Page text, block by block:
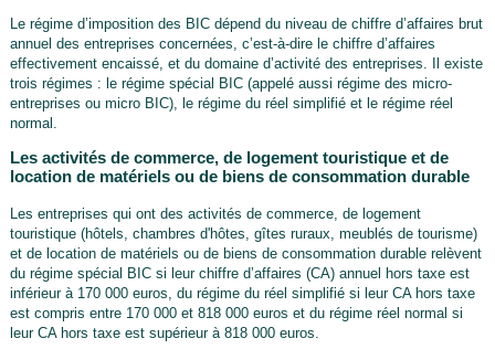
Le régime d’imposition des BIC dépend du niveau de chiffre d’affaires brut
annuel des entreprises concernées, c’est-à-dire le chiffre d’affaires
effectivement encaissé, et du domaine d’activité des entreprises. Il existe
trois régimes : le régime spécial BIC (appelé aussi régime des micro-
entreprises ou micro BIC), le régime du réel simplifié et le régime réel
normal.
Les activités de commerce, de logement touristique et de
location de matériels ou de biens de consommation durable
Les entreprises qui ont des activités de commerce, de logement
touristique (hôtels, chambres d'hôtes, gîtes ruraux, meublés de tourisme)
et de location de matériels ou de biens de consommation durable relèvent
du régime spécial BIC si leur chiffre d’affaires (CA) annuel hors taxe est
inférieur à 170 000 euros, du régime du réel simplifié si leur CA hors taxe
est compris entre 170 000 et 818 000 euros et du régime réel normal si
leur CA hors taxe est supérieur à 818 000 euros.